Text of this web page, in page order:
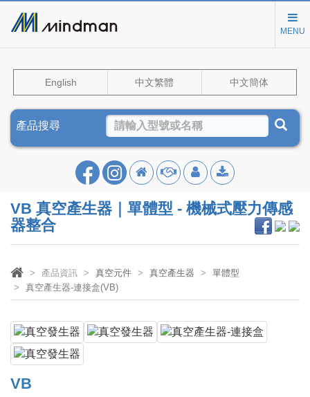
MENU
English 中文繁體 中文簡体
產品搜尋
VB 真空產生器｜單體型 - 機械式壓力傳感
器整合
產品資訊 真空元件 真空產生器
單體型
真空產生器-連接盒(VB)
VB